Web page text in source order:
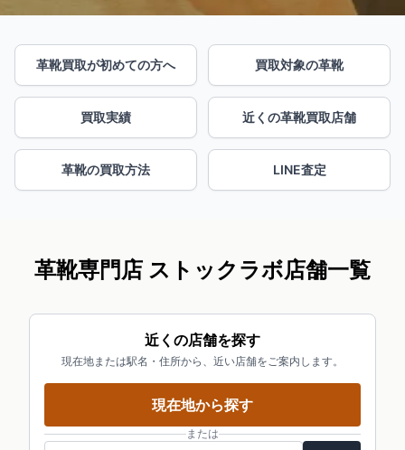
革靴買取が初めての方へ 買取対象の革靴
買取実績 近くの革靴買取店舗
革靴の買取方法 LINE査定
革靴専門店 ストックラボ店舗一覧
近くの店舗を探す
現在地または駅名・住所から、近い店舗をご案内します。
現在地から探す
または